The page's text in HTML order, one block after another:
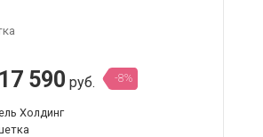
17 590 руб. -8%
Холдинг